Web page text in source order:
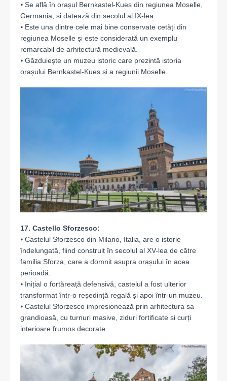
⦁ Se află în orașul Bernkastel-Kues din regiunea Moselle,
Germania, și datează din secolul al IX-lea.
⦁ Este una dintre cele mai bine conservate cetăți din
regiunea Moselle și este considerată un exemplu
remarcabil de arhitectură medievală.
⦁ Găzduiește un muzeu istoric care prezintă istoria
orașului Bernkastel-Kues și a regiunii Moselle.
17. Castello Sforzesco:
⦁ Castelul Sforzesco din Milano, Italia, are o istorie
îndelungată, fiind construit în secolul al XV-lea de către
familia Sforza, care a domnit asupra orașului în acea
perioadă.
⦁ Inițial o fortăreață defensivă, castelul a fost ulterior
transformat într-o reședință regală și apoi într-un muzeu.
⦁ Castelul Sforzesco impresionează prin arhitectura sa
grandioasă, cu turnuri masive, ziduri fortificate și curți
interioare frumos decorate.